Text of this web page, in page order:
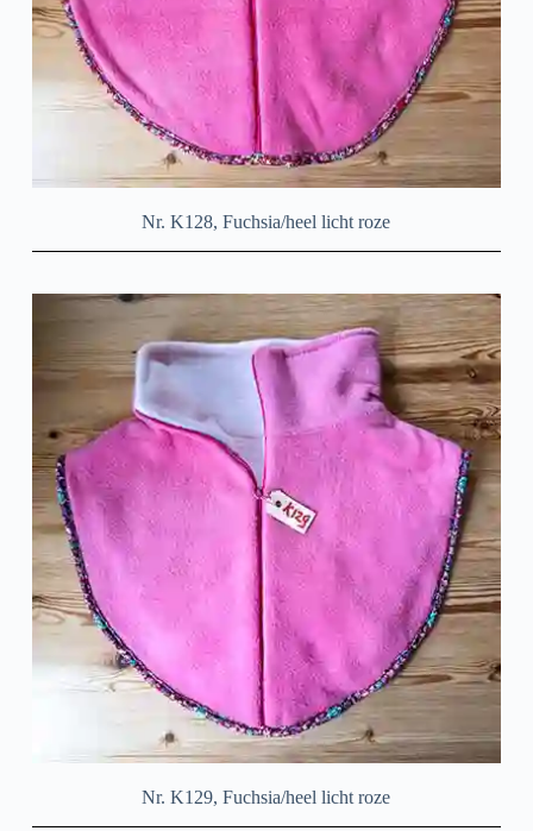
Nr. K128, Fuchsia/heel licht roze
Nr. K129, Fuchsia/heel licht roze